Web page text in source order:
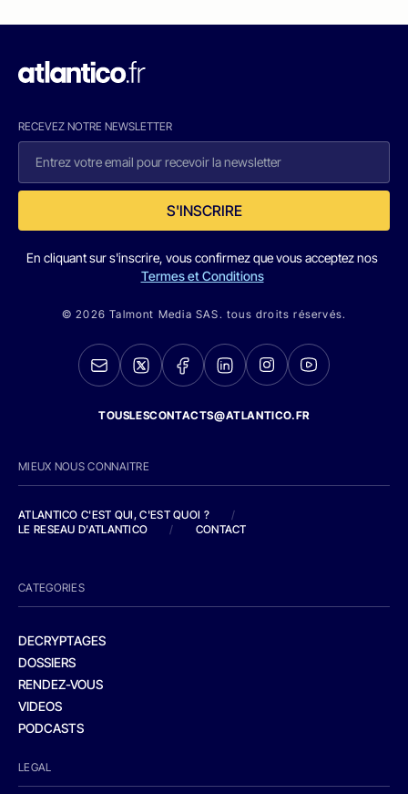
RECEVEZ NOTRE NEWSLETTER
S'INSCRIRE
En cliquant sur s'inscrire, vous confirmez que vous acceptez nos
Termes et Conditions
© 2026 Talmont Media SAS. tous droits réservés.
TOUSLESCONTACTS@ATLANTICO.FR
MIEUX NOUS CONNAITRE
ATLANTICO C'EST QUI, C'EST QUOI ?
/
LE RESEAU D'ATLANTICO
/ CONTACT
CATEGORIES
DECRYPTAGES
DOSSIERS
RENDEZ-VOUS
VIDEOS
PODCASTS
LEGAL